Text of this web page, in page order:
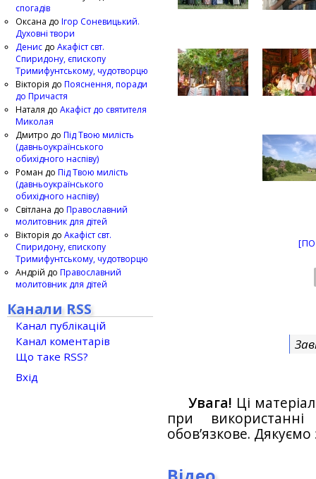
Увага! Ці
при
обов’язкове.
спогадів
Оксана до Ігор Соневицький.
Духовні твори
Денис до Акафіст свт.
Спиридону, єпископу
Тримифунтському, чудотворцю
Вікторія до Пояснення, поради
до Причастя
Наталя до Акафіст до святителя
Миколая
Дмитро до Під Твою милість
(давньоукраїнського
обихідного наспіву)
Роман до Під Твою милість
(давньоукраїнського
обихідного наспіву)
Світлана до Православний
молитовник для дітей
Вікторія до Акафіст свт.
Спиридону, єпископу
Тримифунтському, чудотворцю
Андрій до Православний
молитовник для дітей
Канали RSS
Канал публікацій
Канал коментарів
Що таке RSS?
Вхід